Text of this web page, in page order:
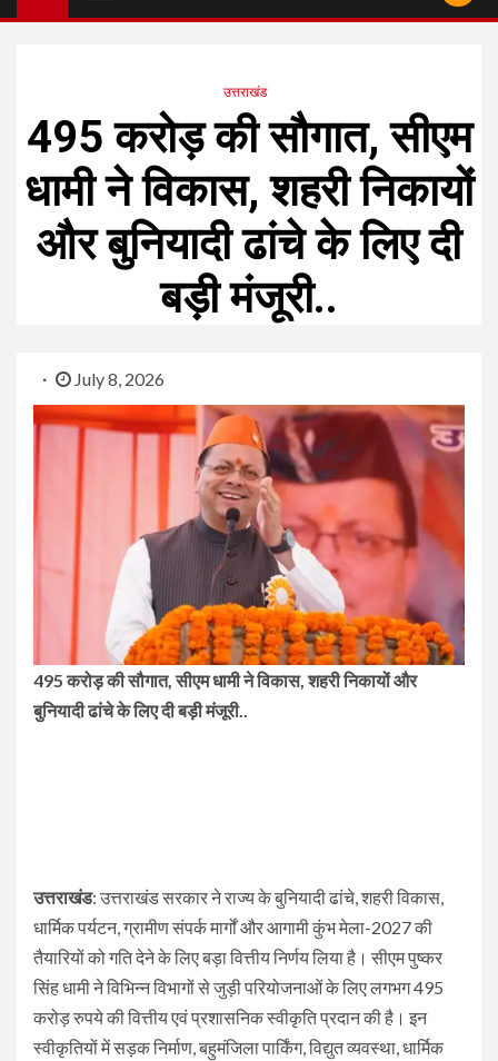
उत्तराखंड
495 करोड़ की सौगात, सीएम
धामी ने विकास, शहरी निकायों
और बुनियादी ढांचे के लिए दी
बड़ी मंजूरी..
July 8, 2026
495 करोड़ की सौगात, सीएम धामी ने विकास, शहरी निकायों और
बुनियादी ढांचे के लिए दी बड़ी मंजूरी..
उत्तराखंड: उत्तराखंड सरकार ने राज्य के बुनियादी ढांचे, शहरी विकास,
धार्मिक पर्यटन, ग्रामीण संपर्क मार्गों और आगामी कुंभ मेला-2027 की
तैयारियों को गति देने के लिए बड़ा वित्तीय निर्णय लिया है। सीएम पुष्कर
सिंह धामी ने विभिन्न विभागों से जुड़ी परियोजनाओं के लिए लगभग 495
करोड़ रुपये की वित्तीय एवं प्रशासनिक स्वीकृति प्रदान की है। इन
स्वीकृतियों में सड़क निर्माण, बहुमंजिला पार्किंग, विद्युत व्यवस्था, धार्मिक